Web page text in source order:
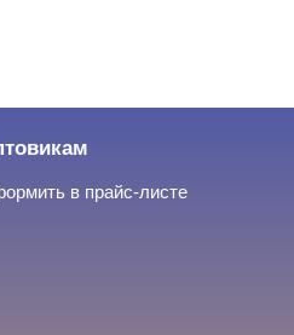
в прайс-листе